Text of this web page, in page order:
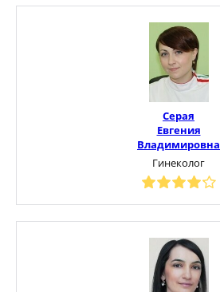
Серая
Евгения
Владимировна
Гинеколог